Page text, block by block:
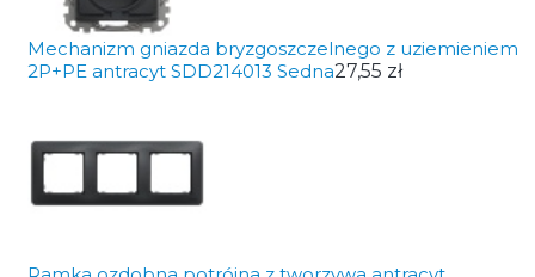
Mechanizm gniazda bryzgoszczelnego z uziemieniem
2P+PE antracyt SDD214013 Sedna27,55 zł